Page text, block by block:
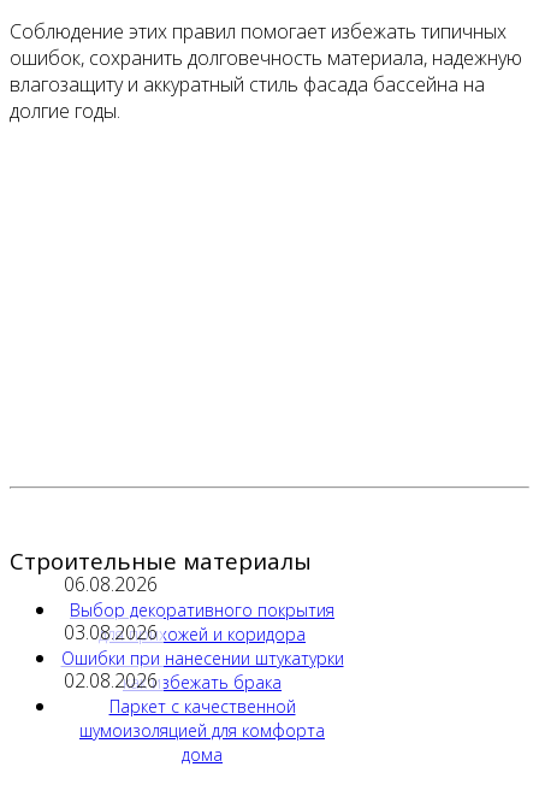
Соблюдение этих правил помогает избежать типичных
ошибок, сохранить долговечность материала, надежную
влагозащиту и аккуратный стиль фасада бассейна на
долгие годы.
Строительные материалы
06.08.2026
Выбор декоративного покрытия
для прихожей и коридора
03.08.2026
Ошибки при нанесении штукатурки
как избежать брака
02.08.2026
Паркет с качественной
шумоизоляцией для комфорта
дома